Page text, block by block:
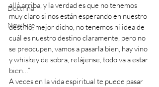
Doctrina
New Fire
allá arriba, y la verdad es que no tenemos
muy claro si nos están esperando en nuestro
destino, mejor dicho, no tenemos ni idea de
cuál es nuestro destino claramente, pero no
se preocupen, vamos a pasarla bien, hay vino
y whiskey de sobra, relájense, todo va a estar
bien…”
A veces en la vida espiritual te puede pasar